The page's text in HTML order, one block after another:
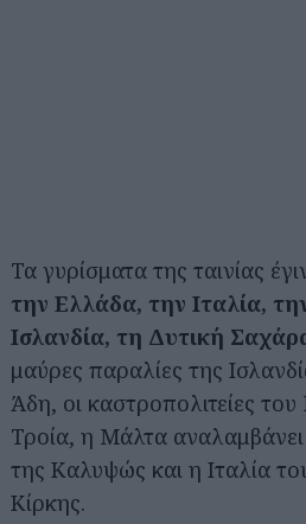
Τα γυρίσματα της ταινίας
την Ελλάδα, την Ιταλία,
Ισλανδία, τη Δυτική
μαύρες παραλίες της
Άδη, οι καστροπολιτείες
Τροία, η Μάλτα
της Καλυψώς και η Ιταλία
Κίρκης.